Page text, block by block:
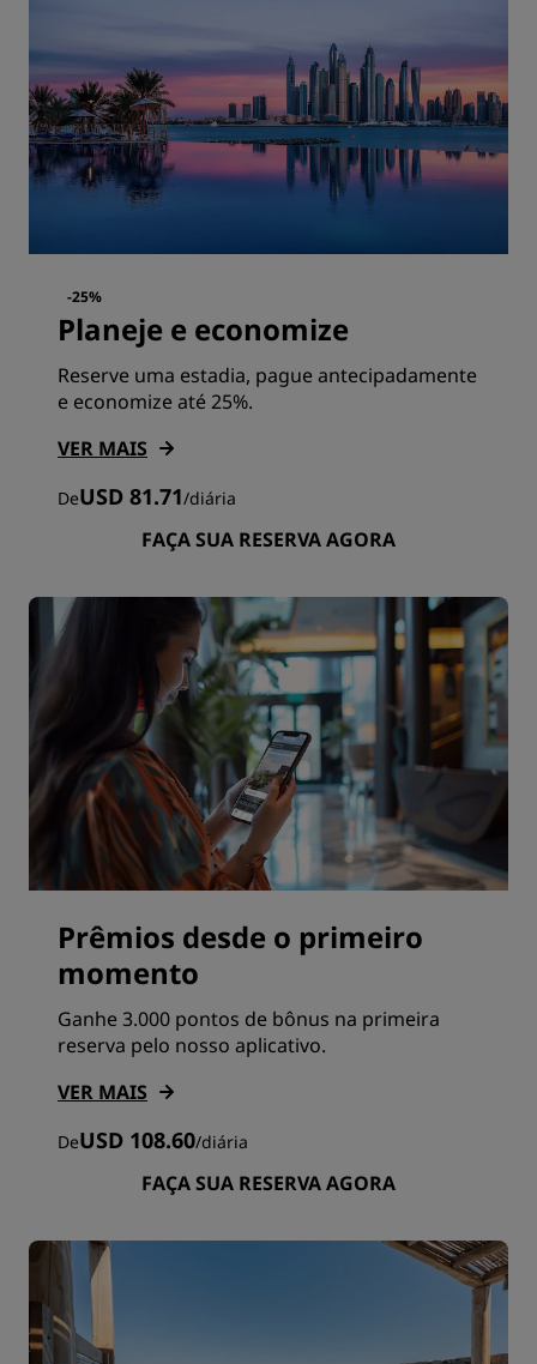
-25%
Planeje e economize
Reserve uma estadia, pague antecipadamente
e economize até 25%.
VER MAIS
DeUSD 81.71/diária
FAÇA SUA RESERVA AGORA
Prêmios desde o primeiro
momento
Ganhe 3.000 pontos de bônus na primeira
reserva pelo nosso aplicativo.
VER MAIS
DeUSD 108.60/diária
FAÇA SUA RESERVA AGORA